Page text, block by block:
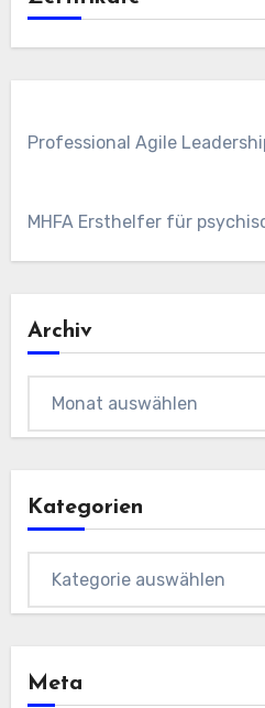
Professional Agile
MHFA Ersthelfer für
Archiv
Kategorien
Meta